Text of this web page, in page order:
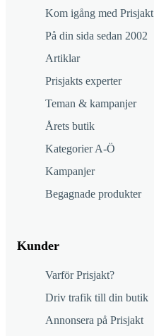
Kom igång med Prisjakt
På din sida sedan 2002
Artiklar
Prisjakts experter
Teman & kampanjer
Årets butik
Kategorier A-Ö
Kampanjer
Begagnade produkter
Kunder
Varför Prisjakt?
Driv trafik till din butik
Annonsera på Prisjakt